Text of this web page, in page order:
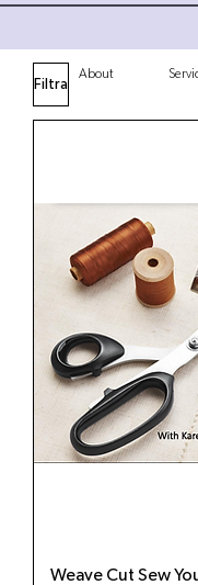
About
Filtra
Weave Cut Sew